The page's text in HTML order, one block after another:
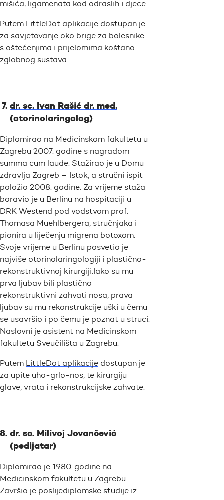
mišića, ligamenata kod odraslih i djece.
Putem LittleDot aplikacije dostupan je
za savjetovanje oko brige za bolesnike
s oštećenjima i prijelomima koštano-
zglobnog sustava.
dr. sc. Ivan Rašić dr. med.
(otorinolaringolog)
Diplomirao na Medicinskom fakultetu u
Zagrebu 2007. godine s nagradom
summa cum laude. Stažirao je u Domu
zdravlja Zagreb – Istok, a stručni ispit
položio 2008. godine. Za vrijeme staža
boravio je u Berlinu na hospitaciji u
DRK Westend pod vodstvom prof.
Thomasa Muehlbergera, stručnjaka i
pionira u liječenju migrena botoxom.
Svoje vrijeme u Berlinu posvetio je
najviše otorinolaringologiji i plastično-
rekonstruktivnoj kirurgiji.Iako su mu
prva ljubav bili plastično
rekonstruktivni zahvati nosa, prava
ljubav su mu rekonstrukcije uški u čemu
se usavršio i po čemu je poznat u struci.
Naslovni je asistent na Medicinskom
fakultetu Sveučilišta u Zagrebu.
Putem LittleDot aplikacije dostupan je
za upite uho-grlo-nos, te kirurgiju
glave, vrata i rekonstrukcijske zahvate.
dr. sc. Milivoj Jovančević
(pedijatar)
Diplomirao je 1980. godine na
Medicinskom fakultetu u Zagrebu.
Završio je poslijediplomske studije iz